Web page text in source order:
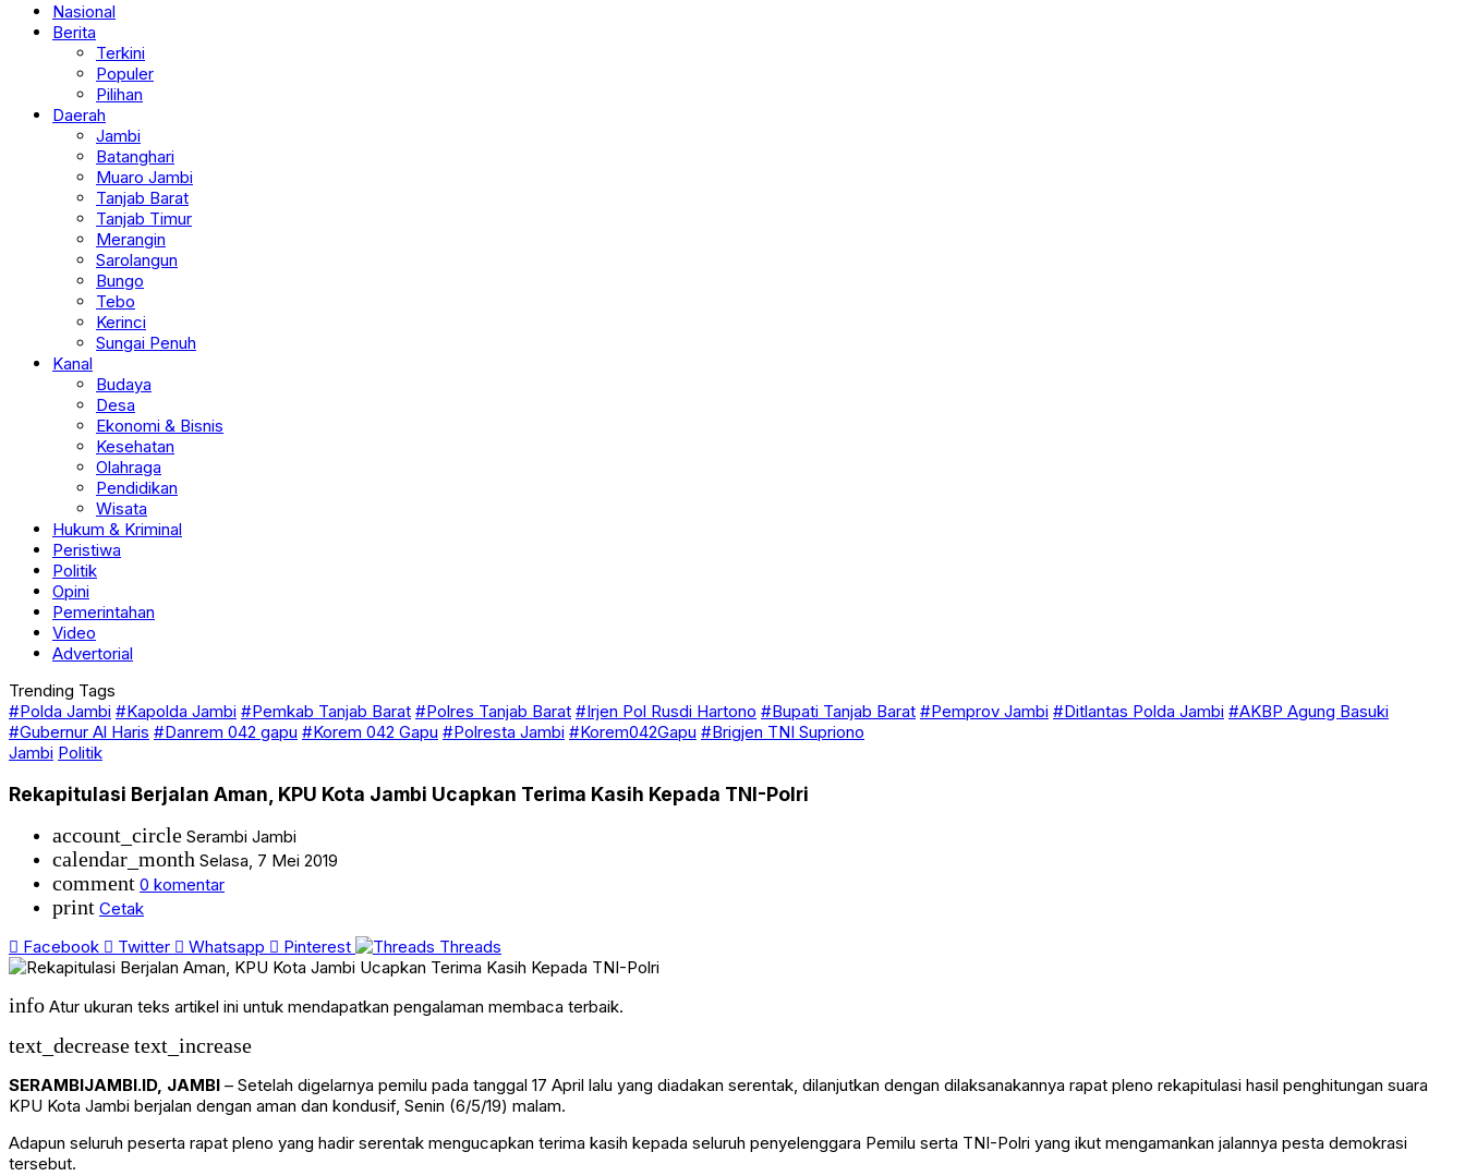
Nasional
Berita
Terkini
Populer
Pilihan
Daerah
Jambi
Batanghari
Muaro Jambi
Tanjab Barat
Tanjab Timur
Merangin
Sarolangun
Bungo
Tebo
Kerinci
Sungai Penuh
Kanal
Budaya
Desa
Ekonomi & Bisnis
Kesehatan
Olahraga
Pendidikan
Wisata
Hukum & Kriminal
Peristiwa
Politik
Opini
Pemerintahan
Video
Advertorial
Trending Tags
#Polda Jambi #Kapolda Jambi #Pemkab Tanjab Barat #Polres Tanjab Barat #Irjen Pol Rusdi Hartono #Bupati Tanjab Barat #Pemprov Jambi #Ditlantas Polda Jambi #AKBP Agung Basuki
#Gubernur Al Haris #Danrem 042 gapu #Korem 042 Gapu #Polresta Jambi #Korem042Gapu #Brigjen TNI Supriono
Jambi Politik
Rekapitulasi Berjalan Aman, KPU Kota Jambi Ucapkan Terima Kasih Kepada TNI-Polri
account_circle Serambi Jambi
calendar_month Selasa, 7 Mei 2019
comment 0 komentar
print Cetak
Facebook
Twitter Whatsapp Pinterest Threads
info Atur ukuran teks artikel ini untuk mendapatkan pengalaman membaca terbaik.
text_decreasetext_increase
SERAMBIJAMBI.ID, JAMBI – Setelah digelarnya pemilu pada tanggal 17 April lalu yang diadakan serentak, dilanjutkan dengan dilaksanakannya rapat pleno rekapitulasi hasil penghitungan suara
KPU Kota Jambi berjalan dengan aman dan kondusif, Senin (6/5/19) malam.
Adapun seluruh peserta rapat pleno yang hadir serentak mengucapkan terima kasih kepada seluruh penyelenggara Pemilu serta TNI-Polri yang ikut mengamankan jalannya pesta demokrasi
tersebut.